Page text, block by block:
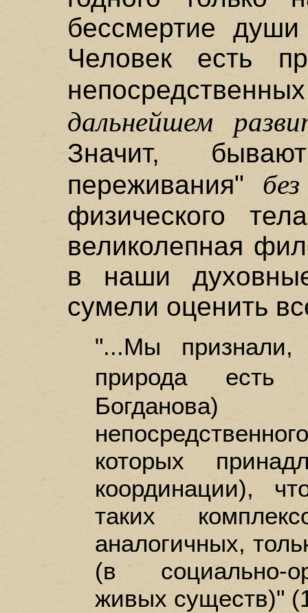
бессмертие
Человек есть
дальнейшем
Значит,
переживания"без
физического
великолепная
в наши
сумели оценить
"...Мы признали,
природа
которых
координации),
таких
аналогичных,
(в социально-
живых существ)"